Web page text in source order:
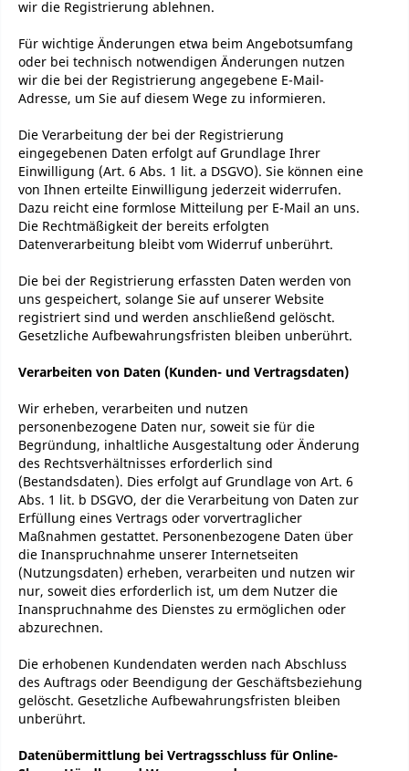
wir die Registrierung ablehnen.
Für wichtige Änderungen etwa beim Angebotsumfang
oder bei technisch notwendigen Änderungen nutzen
wir die bei der Registrierung angegebene E-Mail-
Adresse, um Sie auf diesem Wege zu informieren.
Die Verarbeitung der bei der Registrierung
eingegebenen Daten erfolgt auf Grundlage Ihrer
Einwilligung (Art. 6 Abs. 1 lit. a DSGVO). Sie können eine
von Ihnen erteilte Einwilligung jederzeit widerrufen.
Dazu reicht eine formlose Mitteilung per E-Mail an uns.
Die Rechtmäßigkeit der bereits erfolgten
Datenverarbeitung bleibt vom Widerruf unberührt.
Die bei der Registrierung erfassten Daten werden von
uns gespeichert, solange Sie auf unserer Website
registriert sind und werden anschließend gelöscht.
Gesetzliche Aufbewahrungsfristen bleiben unberührt.
Verarbeiten von Daten (Kunden- und Vertragsdaten)
Wir erheben, verarbeiten und nutzen
personenbezogene Daten nur, soweit sie für die
Begründung, inhaltliche Ausgestaltung oder Änderung
des Rechtsverhältnisses erforderlich sind
(Bestandsdaten). Dies erfolgt auf Grundlage von Art. 6
Abs. 1 lit. b DSGVO, der die Verarbeitung von Daten zur
Erfüllung eines Vertrags oder vorvertraglicher
Maßnahmen gestattet. Personenbezogene Daten über
die Inanspruchnahme unserer Internetseiten
(Nutzungsdaten) erheben, verarbeiten und nutzen wir
nur, soweit dies erforderlich ist, um dem Nutzer die
Inanspruchnahme des Dienstes zu ermöglichen oder
abzurechnen.
Die erhobenen Kundendaten werden nach Abschluss
des Auftrags oder Beendigung der Geschäftsbeziehung
gelöscht. Gesetzliche Aufbewahrungsfristen bleiben
unberührt.
Datenübermittlung bei Vertragsschluss für Online-